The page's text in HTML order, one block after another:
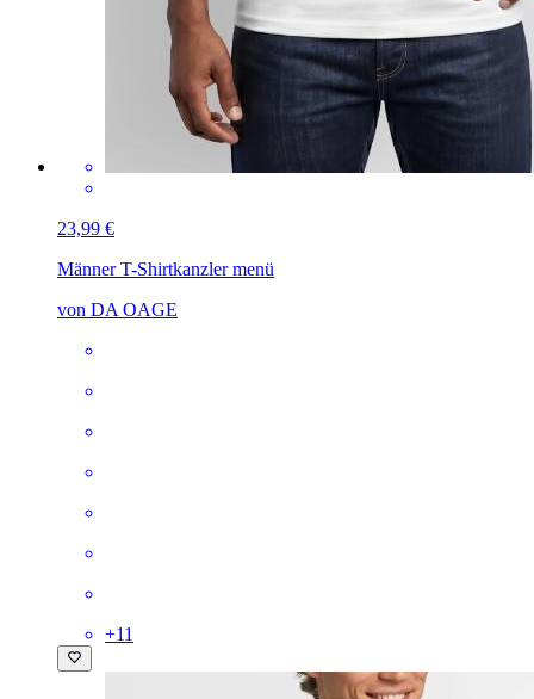
23,99 €
Männer T-Shirtkanzler menü
von DA OAGE
+11